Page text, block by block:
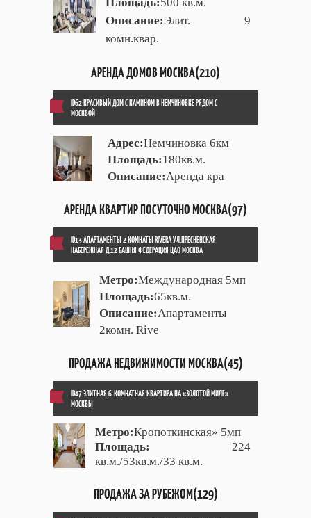
Описание:Элит. 9
комн.квар.
АРЕНДА ДОМОВ МОСКВА(210)
ID62 КРАСИВЫЙ ДОМ С КАМИНОМ В НЕМЧИНОВКЕ РЯДОМ С
МОСКВОЙ
Адрес:Немчиновка 6км
Площадь:180кв.м.
Описание:Аренда кра
АРЕНДА КВАРТИР ПОСУТОЧНО МОСКВА(97)
ID13 АПАРТАМЕНТЫ 2 КОМНАТЫ RIVERA УЛ.ПРЕСНЕНСКАЯ
НАБЕРЕЖНАЯ Д.12 БАШНЯ ФЕДЕРАЦИЯ ЦАО МОСКВА
Метро:Международная 5мп
Площадь:65кв.м.
Описание:Апартаменты
2комн. Rive
ПРОДАЖА НЕДВИЖИМОСТИ МОСКВА(45)
ID47 ЭЛИТНАЯ 6-КОМНАТНАЯ КВАРТИРА НА «ЗОЛОТОЙ МИЛЕ»
МОСКВЫ
Метро:Кропоткинская» 5мп
Площадь:
224
кв.м./53кв.м./33 кв.м.
ПРОДАЖА ЗА РУБЕЖОМ(129)